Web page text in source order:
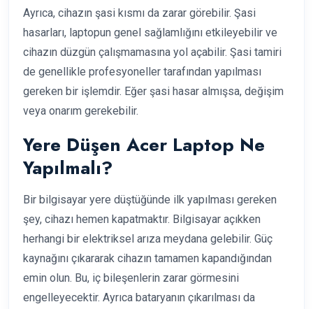
Ayrıca, cihazın şasi kısmı da zarar görebilir. Şasi
hasarları, laptopun genel sağlamlığını etkileyebilir ve
cihazın düzgün çalışmamasına yol açabilir. Şasi tamiri
de genellikle profesyoneller tarafından yapılması
gereken bir işlemdir. Eğer şasi hasar almışsa, değişim
veya onarım gerekebilir.
Yere Düşen Acer Laptop Ne
Yapılmalı?
Bir bilgisayar yere düştüğünde ilk yapılması gereken
şey, cihazı hemen kapatmaktır. Bilgisayar açıkken
herhangi bir elektriksel arıza meydana gelebilir. Güç
kaynağını çıkararak cihazın tamamen kapandığından
emin olun. Bu, iç bileşenlerin zarar görmesini
engelleyecektir. Ayrıca bataryanın çıkarılması da